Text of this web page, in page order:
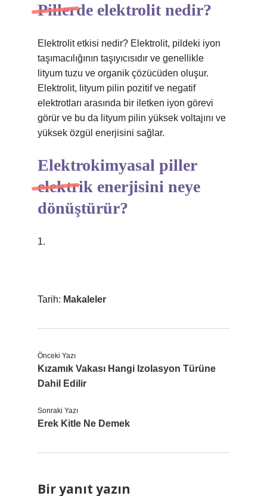
Pillerde elektrolit nedir?
Elektrolit etkisi nedir? ​​Elektrolit, pildeki iyon
taşımacılığının taşıyıcısıdır ve genellikle
lityum tuzu ve organik çözücüden oluşur.
Elektrolit, lityum pilin pozitif ve negatif
elektrotları arasında bir iletken iyon görevi
görür ve bu da lityum pilin yüksek voltajını ve
yüksek özgül enerjisini sağlar.
Elektrokimyasal piller
elektrik enerjisini neye
dönüştürür?
1.
Tarih: Makaleler
Önceki Yazı
Kızamık Vakası Hangi Izolasyon Türüne
Dahil Edilir
Sonraki Yazı
Erek Kitle Ne Demek
Bir yanıt yazın